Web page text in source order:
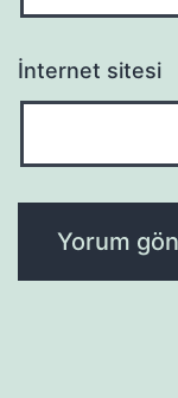
İnternet sitesi